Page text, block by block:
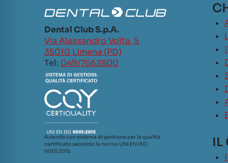
Dental Club S.p.A.
Via Alessandro Volta, 5
35010 Limena (PD)
Tel: 049/7662800
Azienda con sistema di gestione per la qualità
certificato secondo la norma UNI EN ISO
9001:2015
IL